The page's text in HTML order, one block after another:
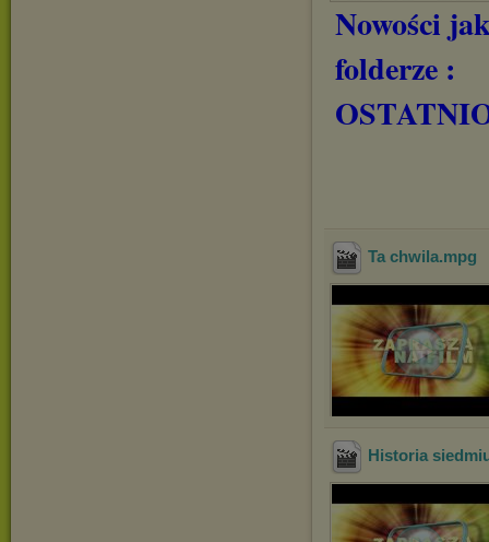
Nowości
folderze :
Ta chwila.mpg
Historia